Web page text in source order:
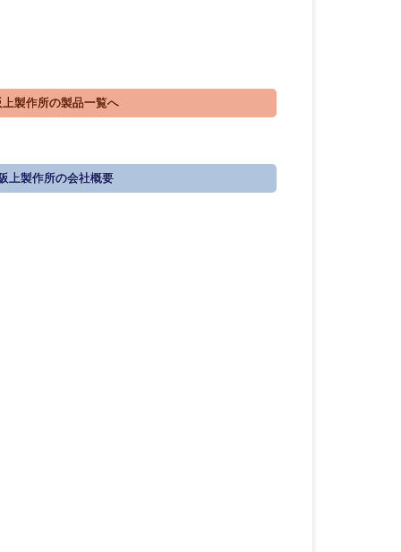
製作所の製品一覧へ
上製作所の会社概要